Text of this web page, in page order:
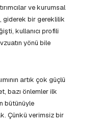
ve kurumsal
giderek bir gereklilik
kullanıcı profili
yönü bile
artık çok güçlü
bazı önlemler ilk
bütünüyle
Çünkü verimsiz bir